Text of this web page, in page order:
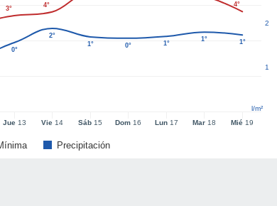
Precipitación
Jue13 Vie 14 Sáb 15 Dom 16 Lun17 Mar 18 Mié 19
1
2
l/m²
3° 4° 4°
0°
2°
1°
0° 1°
1° 1°